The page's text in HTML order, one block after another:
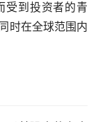
受到投资者的青
时在全球范围内